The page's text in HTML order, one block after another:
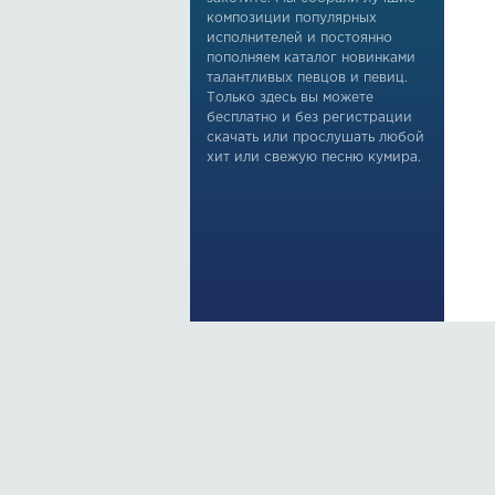
композиции популярных
исполнителей и постоянно
пополняем каталог новинками
талантливых певцов и певиц.
Только здесь вы можете
бесплатно и без регистрации
скачать или прослушать любой
хит или свежую песню кумира.